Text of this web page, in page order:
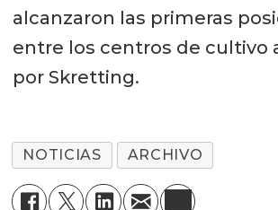
alcanzaron las primeras
entre los centros de cultivo
por Skretting.
NOTICIAS ARCHIVO